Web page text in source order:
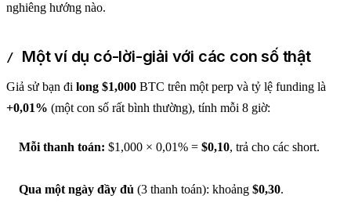
nghiêng hướng nào.
Một ví dụ có-lời-giải với các con số thật
Giả sử bạn đi long $1,000 BTC trên một perp và tỷ lệ funding là
+0,01% (một con số rất bình thường), tính mỗi 8 giờ:
Mỗi thanh toán: $1,000 × 0,01% = $0,10, trả cho các short.
Qua một ngày đầy đủ (3 thanh toán): khoảng $0,30.